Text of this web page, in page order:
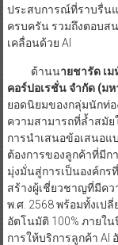
ประสบการณ์ที่ราบรื่น
ครบครัน รวมถึงตอบส
เคลื่อนด้วย AI
ด้านนายชารัด เ
คอร์ปอเรชั่น จำกัด(มห
ยอดนิยมของกลุ่มนักท่อ
ความสามารถที่ล้ำสมัย
การนำเสนอข้อเสนอ
ต้องการของลูกค้าที่มีก
มุ่งมั่นสู่การเป็นองค์กร
สร้างผู้เชี่ยวชาญที่มีค
พ.ศ. 2568 พร้อมทั้งเป
อัตโนมัติ 100% ภายใ
การให้บริการลูกค้า AI